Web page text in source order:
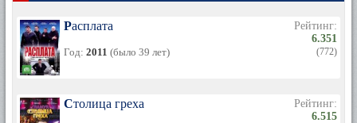
Расплата
Год: 2011 (было 39 лет)
Рейтинг:
6.351
(772)
Столица греха
Рейтинг:
6.515